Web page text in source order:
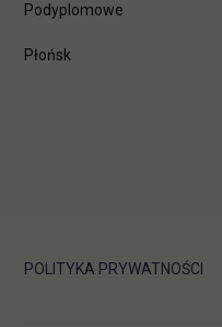
Podyplomowe
Płońsk
POLITYKA PRYWATNOŚCI